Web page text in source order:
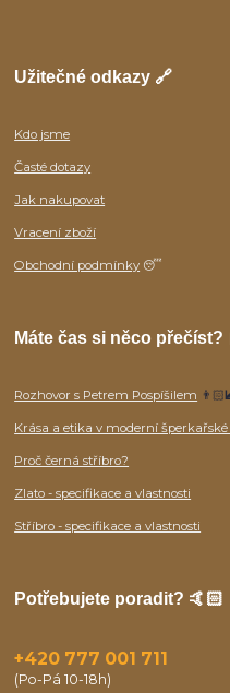
Užitečné odkazy 🔗
Kdo jsme
Časté dotazy
Jak nakupovat
Vracení zboží
Obchodní podmínky 😴
Máte čas si něco přečíst?
Rozhovor s Petrem Pospíšilem
Krása a etika v moderní
Proč černá stříbro?
Zlato - specifikace a vlastnosti
Stříbro - specifikace a vlastnosti
Potřebujete poradit? 🤙🏻
+420 777 001 711
(Po-Pá 10-18h)